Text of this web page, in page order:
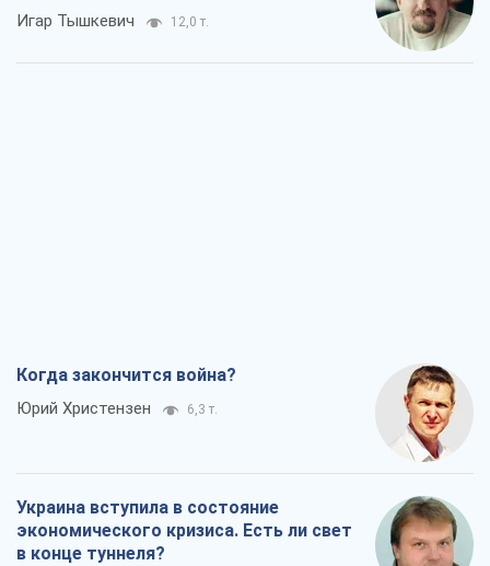
Игар Тышкевич 12,0 т.
Когда закончится война?
Юрий Христензен 6,3 т.
Украина вступила в состояние
экономического кризиса. Есть ли свет
в конце туннеля?